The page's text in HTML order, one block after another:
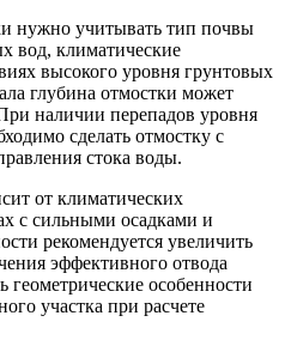
нужно учитывать тип почвы
вод, климатические
высокого уровня грунтовых
глубина отмостки может
наличии перепадов уровня
сделать отмостку с
стока воды.
от климатических
с сильными осадками и
рекомендуется увеличить
эффективного отвода
особенности
участка при расчете